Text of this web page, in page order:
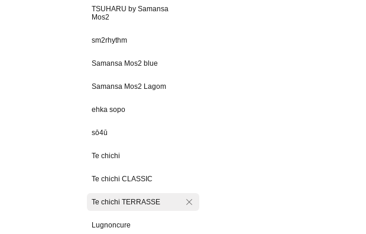
TSUHARU by Samansa
Mos2
sm2rhythm
Samansa Mos2 blue
Samansa Mos2 Lagom
ehka sopo
sō4ū
Te chichi
Te chichi CLASSIC
Te chichi TERRASSE
Lugnoncure